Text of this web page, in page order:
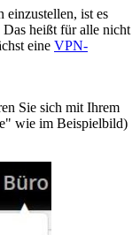
ist es
heißt für alle nicht
eine VPN-
Sie sich mit Ihrem
wie im Beispielbild)